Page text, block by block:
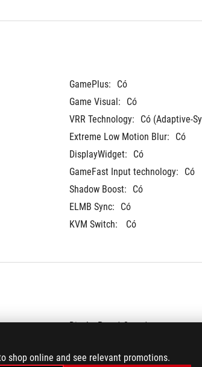
shop online and see relevant promotions.
GamePlus:
Có
Game Visual:
Có
VRR Technology:
Có (Adaptive-
Extreme Low Motion Blur:
Có
DisplayWidget:
Có
GameFast Input technology:
Có
Shadow Boost:
Có
ELMB Sync:
Có
KVM Switch:
Có
DisplayPort 1.2 x 1
USB-C x 1 (DP Alt Mode)